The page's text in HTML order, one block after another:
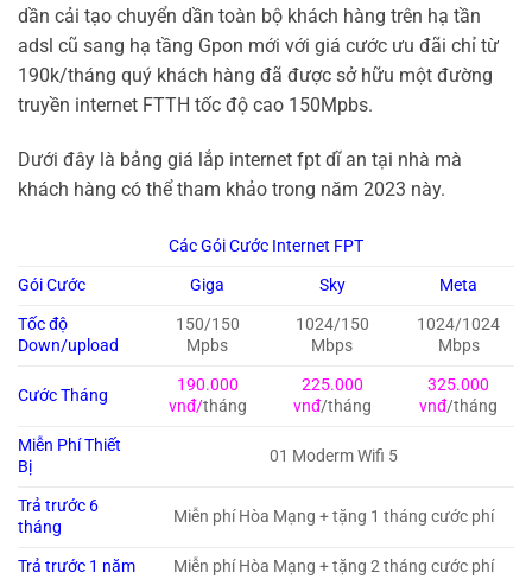
dần cải tạo chuyển dần toàn bộ khách hàng trên hạ tần
adsl cũ sang hạ tầng Gpon mới với giá cước ưu đãi chỉ từ
190k/tháng quý khách hàng đã được sở hữu một đường
truyền internet FTTH tốc độ cao 150Mpbs.
Dưới đây là bảng giá lắp internet fpt dĩ an tại nhà mà
khách hàng có thể tham khảo trong năm 2023 này.
Các Gói Cước Internet FPT
Gói Cước
Giga Sky
Meta
Tốc độ
Down/upload
150/150
Mpbs
1024/150
Mbps
1024/1024
Mbps
Cước Tháng
190.000
vnđ/tháng
225.000
vnđ/tháng
325.000
vnđ/tháng
Miễn Phí Thiết
Bị
01 Moderm Wifi 5
Trả trước 6
tháng
Miễn phí Hòa Mạng + tặng 1 tháng cước phí
Trả trước 1 năm Miễn phí Hòa Mạng + tặng 2 tháng cước phí